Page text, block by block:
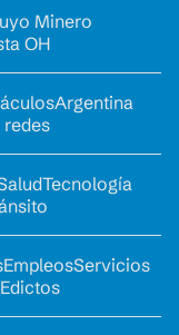
Minero
OH
Argentina
redes
Tecnología
EmpleosServicios
Edictos